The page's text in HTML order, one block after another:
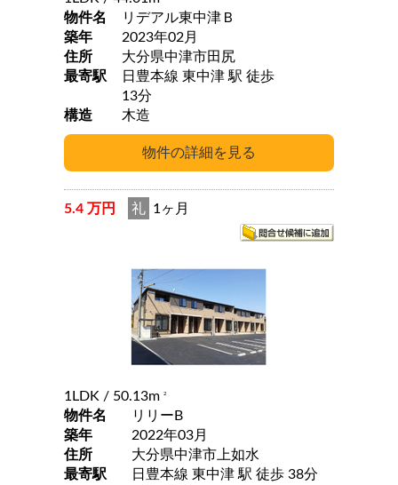
物件名
リデアル東中津Ｂ
築年
2023年02月
住所
大分県中津市田尻
最寄駅
日豊本線 東中津 駅 徒歩
13分
構造
木造
5.4 万円 礼 1ヶ月
1LDK / 50.13m 2
物件名
リリーB
築年
2022年03月
住所
大分県中津市上如水
最寄駅
日豊本線 東中津 駅 徒歩 38分